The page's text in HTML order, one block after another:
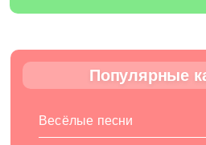
Популярные
Весёлые песни